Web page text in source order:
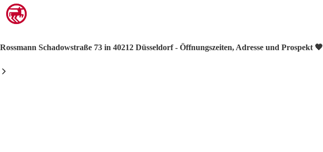
Rossmann Schadowstraße 73 in 40212 Düsseldorf - Öffnungszeiten, Adresse und Prospekt 🧡